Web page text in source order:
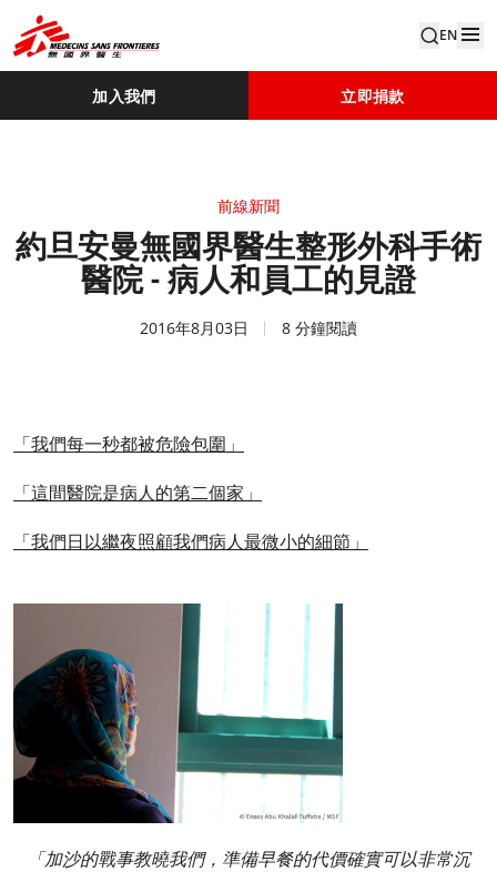
EN
加入我們 立即捐款
前線新聞
約旦安曼無國界醫生整形外科手術
醫院 - 病人和員工的見證
2016年8月03日 8 分鐘閱讀
「我們每一秒都被危險包圍」
「這間醫院是病人的第二個家」
「我們日以繼夜照顧我們病人最微小的細節」
「加沙的戰事教曉我們，準備早餐的代價確實可以非常沉